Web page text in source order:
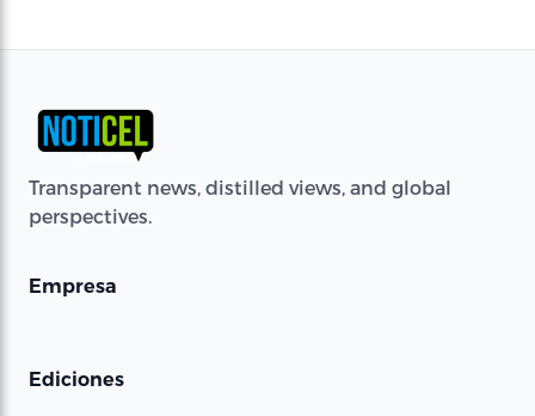
Transparent news, distilled views, and global
perspectives.
Empresa
Ediciones